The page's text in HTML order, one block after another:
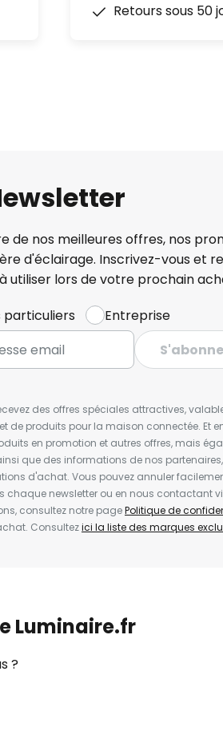
Retours sous 50
nos meilleures offres, nos
d'éclairage. Inscrivez-vous et
à utiliser lors de votre prochain
particuliers
Entreprise
des offres spéciales attractives,
de produits pour la maison connectée. Et
en promotion et autres offres, mais
que des informations de nos
d'achat. Vous pouvez annuler
chaque newsletter ou en nous contactant
consultez notre pagePolitique de
Consultezici la liste des marques
Luminaire.fr
?